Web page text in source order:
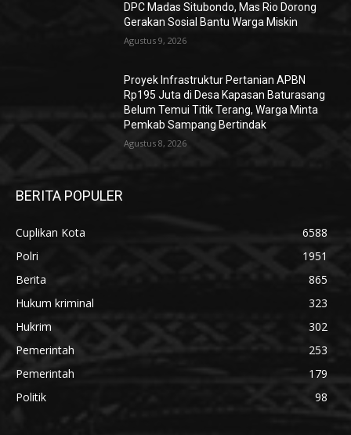
DPC Madas Situbondo, Mas Rio Dorong
Gerakan Sosial Bantu Warga Miskin
Agustus 9, 2026
Proyek Infrastruktur Pertanian APBN
Rp195 Juta di Desa Kapasan Baturasang
Belum Temui Titik Terang, Warga Minta
Pemkab Sampang Bertindak
Agustus 8, 2026
BERITA POPULER
Cuplikan Kota
6588
Polri
1951
Berita
865
Hukum kriminal
323
Hukrim
302
Pemerintah
253
Pemerintah
179
Politik
98